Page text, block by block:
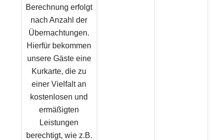
Berechnung erfolgt
nach Anzahl der
Übernachtungen.
Hierfür bekommen
unsere Gäste eine
Kurkarte, die zu
einer Vielfalt an
kostenlosen und
ermäßigten
Leistungen
berechtigt, wie z.B.